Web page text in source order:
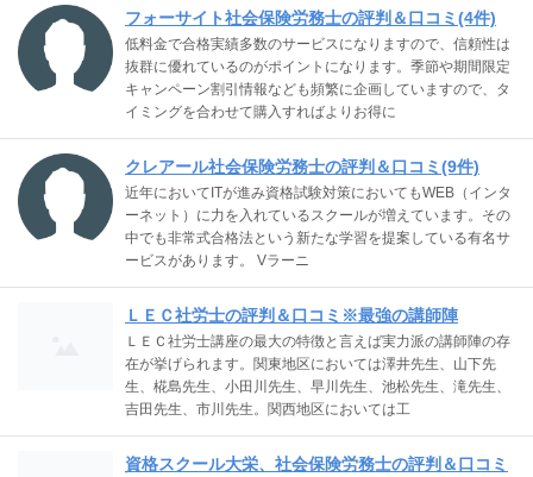
フォーサイト社会保険労務士の評判＆口コミ(4件)
低料金で合格実績多数のサービスになりますので、信頼性は
抜群に優れているのがポイントになります。季節や期間限定
キャンペーン割引情報なども頻繁に企画していますので、タ
イミングを合わせて購入すればよりお得に
クレアール社会保険労務士の評判＆口コミ(9件)
近年においてITが進み資格試験対策においてもWEB（インタ
ーネット）に力を入れているスクールが増えています。その
中でも非常式合格法という新たな学習を提案している有名サ
ービスがあります。 Vラーニ
ＬＥＣ社労士の評判＆口コミ※最強の講師陣
ＬＥＣ社労士講座の最大の特徴と言えば実力派の講師陣の存
在が挙げられます。関東地区においては澤井先生、山下先
生、椛島先生、小田川先生、早川先生、池松先生、滝先生、
吉田先生、市川先生。関西地区においては工
資格スクール大栄、社会保険労務士の評判＆口コミ